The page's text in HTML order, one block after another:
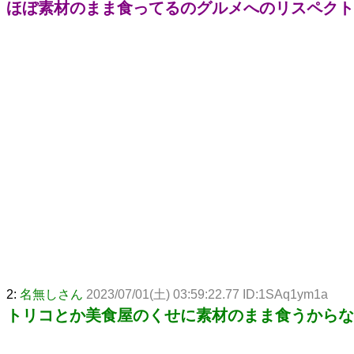
ほぼ素材のまま食ってるのグルメへのリスペク
2: 名無しさん 2023/07/01(土) 03:59:22.77 ID:1SAq1ym1a
トリコとか美食屋のくせに素材のまま食うからな